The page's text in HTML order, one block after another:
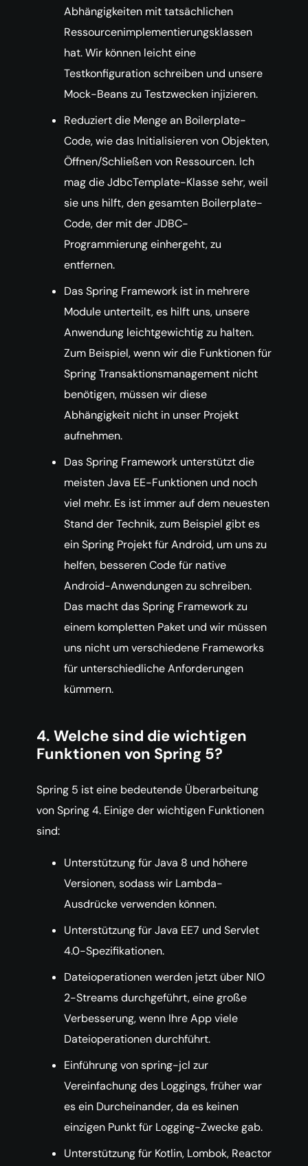
Abhängigkeiten mit tatsächlichen
Ressourcenimplementierungsklassen
hat. Wir können leicht eine
Testkonfiguration schreiben und unsere
Mock-Beans zu Testzwecken injizieren.
Reduziert die Menge an Boilerplate-
Code, wie das Initialisieren von Objekten,
Öffnen/Schließen von Ressourcen. Ich
mag die JdbcTemplate-Klasse sehr, weil
sie uns hilft, den gesamten Boilerplate-
Code, der mit der JDBC-
Programmierung einhergeht, zu
entfernen.
Das Spring Framework ist in mehrere
Module unterteilt, es hilft uns, unsere
Anwendung leichtgewichtig zu halten.
Zum Beispiel, wenn wir die Funktionen für
Spring Transaktionsmanagement nicht
benötigen, müssen wir diese
Abhängigkeit nicht in unser Projekt
aufnehmen.
Das Spring Framework unterstützt die
meisten Java EE-Funktionen und noch
viel mehr. Es ist immer auf dem neuesten
Stand der Technik, zum Beispiel gibt es
ein Spring Projekt für Android, um uns zu
helfen, besseren Code für native
Android-Anwendungen zu schreiben.
Das macht das Spring Framework zu
einem kompletten Paket und wir müssen
uns nicht um verschiedene Frameworks
für unterschiedliche Anforderungen
kümmern.
4. Welche sind die wichtigen
Funktionen von Spring 5?
Spring 5 ist eine bedeutende Überarbeitung
von Spring 4. Einige der wichtigen Funktionen
sind:
Unterstützung für Java 8 und höhere
Versionen, sodass wir Lambda-
Ausdrücke verwenden können.
Unterstützung für Java EE7 und Servlet
4.0-Spezifikationen.
Dateioperationen werden jetzt über NIO
2-Streams durchgeführt, eine große
Verbesserung, wenn Ihre App viele
Dateioperationen durchführt.
Einführung von spring-jcl zur
Vereinfachung des Loggings, früher war
es ein Durcheinander, da es keinen
einzigen Punkt für Logging-Zwecke gab.
Unterstützung für Kotlin, Lombok, Reactor